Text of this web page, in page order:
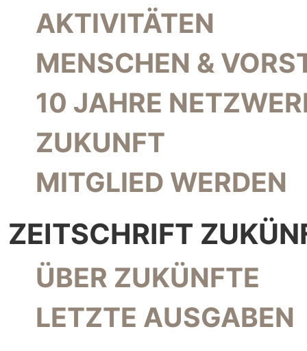
AKTIVITÄTEN
MENSCHEN &
10 JAHRE
ZUKUNFT
MITGLIED WERDEN
ZEITSCHRIFT
NAVIGATION ÜBERSPRINGEN
ÜBER ZUKÜNFTE
LETZTE AUSGABEN